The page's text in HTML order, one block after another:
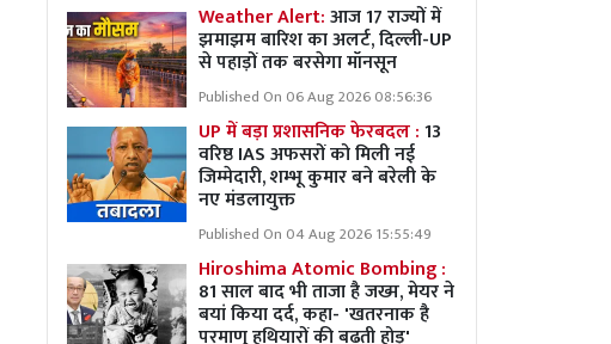
Weather Alert:आज 17 राज्यों में
झमाझम बारिश का अलर्ट, दिल्ली-UP
से पहाड़ों तक बरसेगा मॉनसून
Published On 06 Aug 2026 08:56:36
UP में बड़ा प्रशासनिक फेरबदल :13
वरिष्ठ IAS अफसरों को मिली नई
जिम्मेदारी, शम्भू कुमार बने बरेली के
नए मंडलायुक्त
Published On 04 Aug 2026 15:55:49
Hiroshima Atomic Bombing :
81 साल बाद भी ताजा है जख्म, मेयर ने
बयां किया दर्द, कहा- 'खतरनाक है
परमाणु हथियारों की बढ़ती होड़'